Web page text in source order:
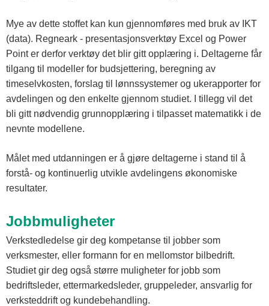
Mye av dette stoffet kan kun gjennomføres med bruk av IKT
(data). Regneark - presentasjonsverktøy Excel og Power
Point er derfor verktøy det blir gitt opplæring i. Deltagerne får
tilgang til modeller for budsjettering, beregning av
timeselvkosten, forslag til lønnssystemer og ukerapporter for
avdelingen og den enkelte gjennom studiet. I tillegg vil det
bli gitt nødvendig grunnopplæring i tilpasset matematikk i de
nevnte modellene.
Målet med utdanningen er å gjøre deltagerne i stand til å
forstå- og kontinuerlig utvikle avdelingens økonomiske
resultater.
Jobbmuligheter
Verkstedledelse gir deg kompetanse til jobber som
verksmester, eller formann for en mellomstor bilbedrift.
Studiet gir deg også større muligheter for jobb som
bedriftsleder, ettermarkedsleder, gruppeleder, ansvarlig for
verksteddrift og kundebehandling.